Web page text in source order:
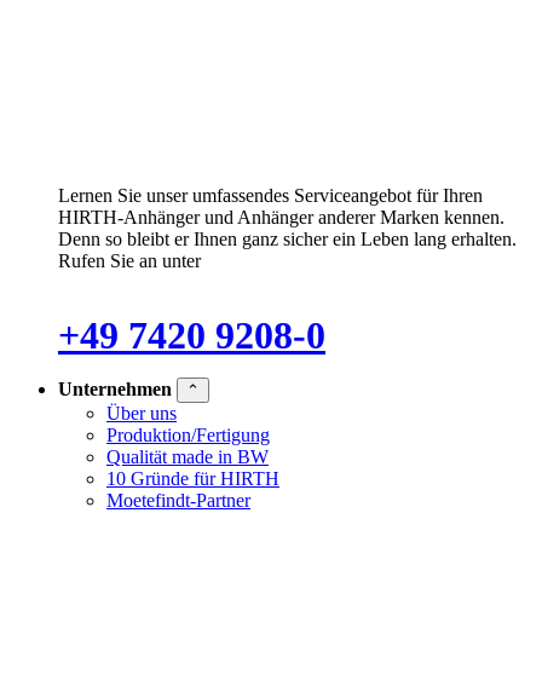
Lernen Sie unser umfassendes Serviceangebot für Ihren
HIRTH-Anhänger und Anhänger anderer Marken kennen.
Denn so bleibt er Ihnen ganz sicher ein Leben lang erhalten.
Rufen Sie an unter
+49 7420 9208-0
Unternehmen ⌃
Über uns
Produktion/Fertigung
Qualität made in BW
10 Gründe für HIRTH
Moetefindt-Partner